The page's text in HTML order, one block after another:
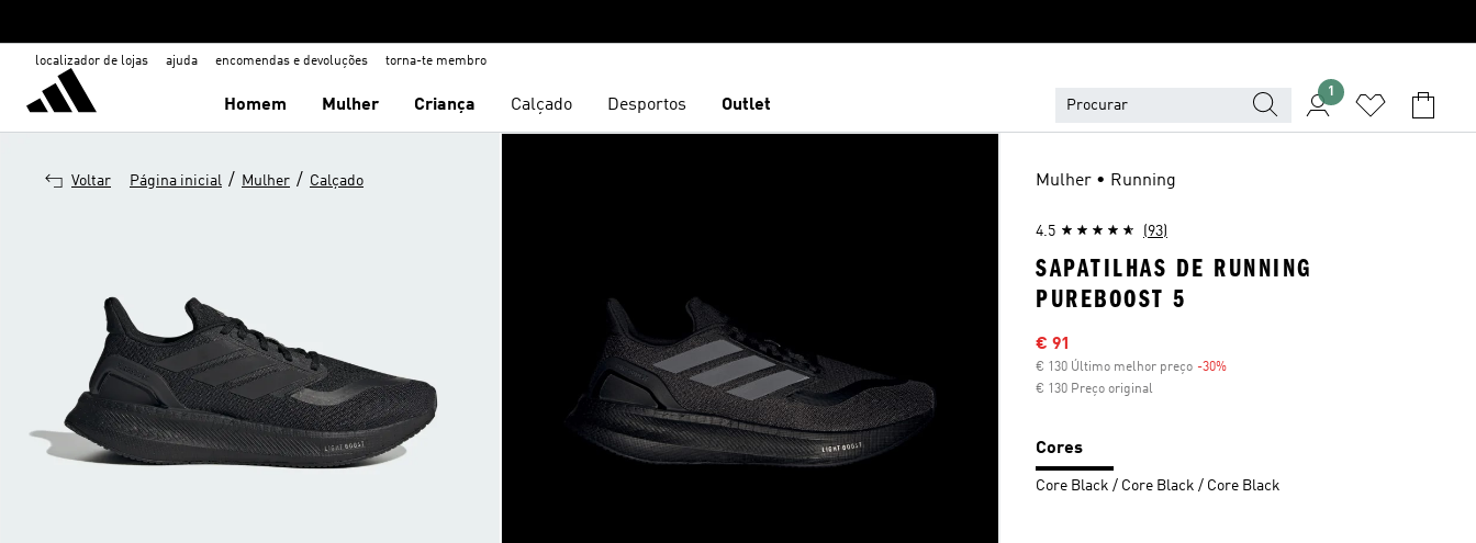
localizador de lojas ajuda encomendas e devoluções torna-te membro
Homem Mulher Criança Calçado Desportos Outlet
1
Voltar Página inicial / Mulher / Calçado Mulher • Running
4.5 (93)
SAPATILHAS DE RUNNING
PUREBOOST 5
Preço com desconto
€ 91
€ 130 Último melhor preço -30%
€ 130 Preço original
Cores
Core Black / Core Black / Core Black